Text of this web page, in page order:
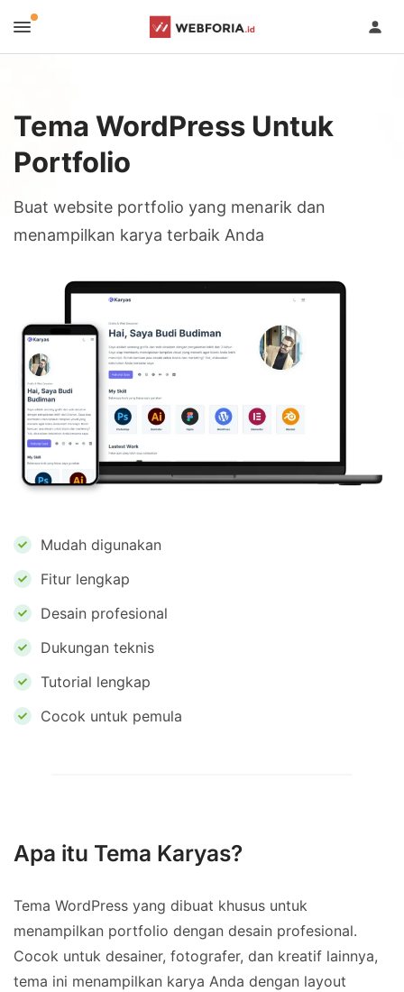
Tema WordPress Untuk
Portfolio
Buat website portfolio yang menarik dan
menampilkan karya terbaik Anda
Mudah digunakan
Fitur lengkap
Desain profesional
Dukungan teknis
Tutorial lengkap
Cocok untuk pemula
Apa itu Tema Karyas?
Tema WordPress yang dibuat khusus untuk
menampilkan portfolio dengan desain profesional.
Cocok untuk desainer, fotografer, dan kreatif lainnya,
tema ini menampilkan karya Anda dengan layout